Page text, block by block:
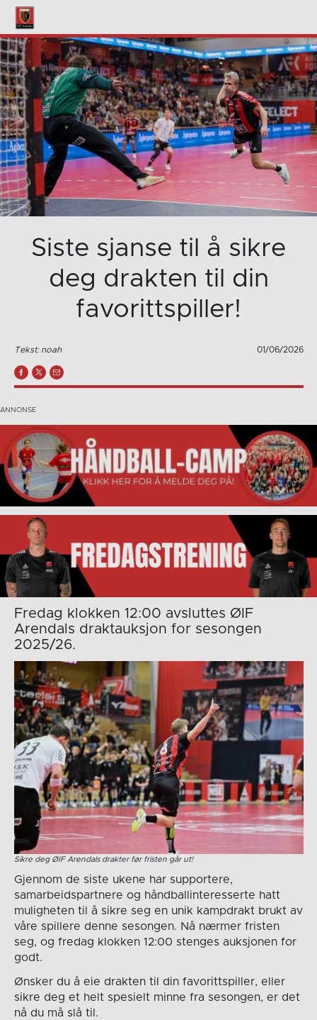
Siste sjanse til å sikre
deg drakten til din
favorittspiller!
Tekst: noah 01/06/2026
Fredag klokken 12:00 avsluttes ØIF
Arendals draktauksjon for sesongen
2025/26.
Sikre deg ØIF Arendals drakter før fristen går ut!
Gjennom de siste ukene har supportere,
samarbeidspartnere og håndballinteresserte hatt
muligheten til å sikre seg en unik kampdrakt brukt av
våre spillere denne sesongen. Nå nærmer fristen
seg, og fredag klokken 12:00 stenges auksjonen for
godt.
Ønsker du å eie drakten til din favorittspiller, eller
sikre deg et helt spesielt minne fra sesongen, er det
nå du må slå til.